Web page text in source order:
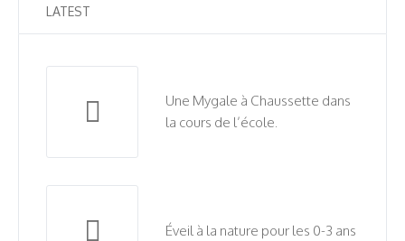
LATEST
Une Mygale à Chaussette dans
la cours de l’école.
Éveil à la nature pour les 0-3 ans